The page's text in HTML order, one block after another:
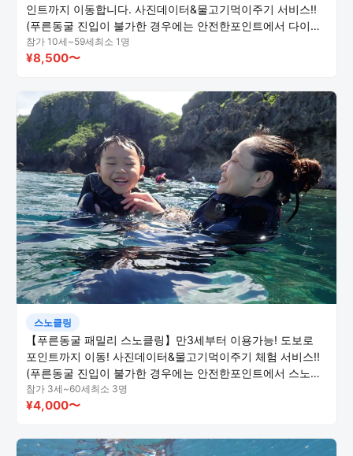
인트까지 이동합니다. 사진데이터&물고기먹이주기 서비스!!
(푸른동굴 진입이 불가한 경우에는 안전한포인트에서 다이빙
을 진행합니다)
참가 10세~59세최소 1명
¥8,500〜
스노클링
【푸른동굴 패밀리 스노클링】만3세부터 이용가능! 도보로
포인트까지 이동! 사진데이터&물고기먹이주기 체험 서비스!!
(푸른동굴 진입이 불가한 경우에는 안전한포인트에서 스노클
링을 진행합니다)
참가 3세~60세최소 3명
¥4,000〜